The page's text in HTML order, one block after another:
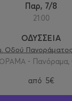
Παρ, 7/8
21:00
ΟΔΥΣΣΕΙΑ
Οδού
- Πανόραμα,
από 5€